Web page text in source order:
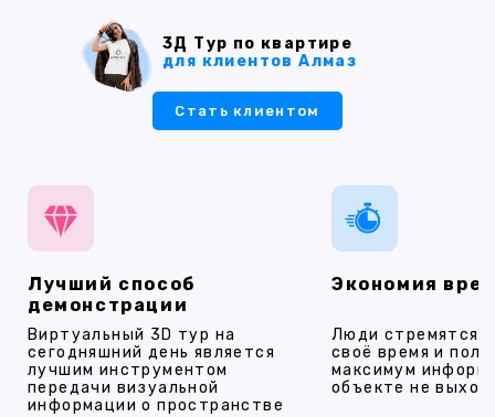
3Д Тур по квартире
для клиентов Алмаз
Стать клиентом
Лучший способ
демонстрации
Виртуальный 3D тур на
сегодняшний день является
лучшим инструментом
передачи визуальной
информации о пространстве
Экономия
Люди стремятся
своё время и
максимум
объекте не